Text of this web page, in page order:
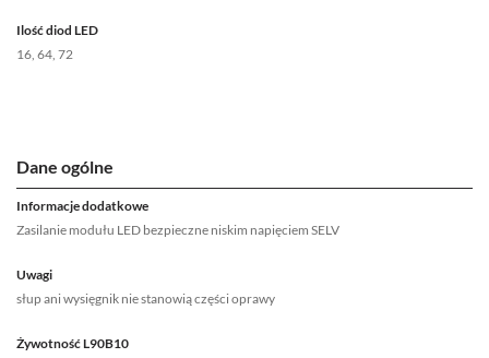
Ilość diod LED
16, 64, 72
Dane ogólne
Informacje dodatkowe
Zasilanie modułu LED bezpieczne niskim napięciem SELV
Uwagi
słup ani wysięgnik nie stanowią części oprawy
Żywotność L90B10